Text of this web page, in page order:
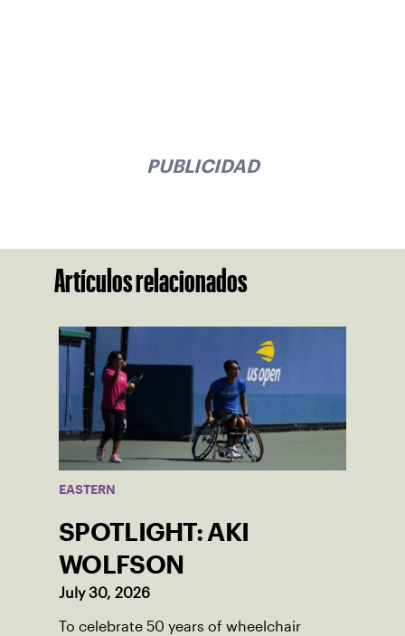
PUBLICIDAD
Artículos relacionados
EASTERN
SPOTLIGHT: AKI
WOLFSON
July 30, 2026
To celebrate 50 years of wheelchair